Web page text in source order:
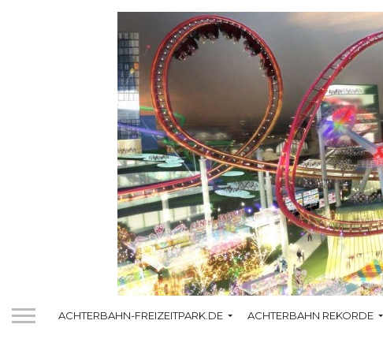
ACHTERBAHN-FREIZEITPARK.DE ACHTERBAHN REKORDE